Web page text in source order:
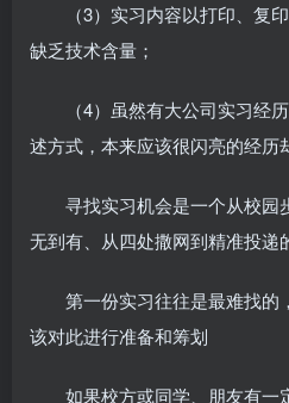
（3）实习内容以打印、复
缺乏技术含量；
（4）虽然有大公司实习经
述方式，本来应该很闪亮的经历
寻找实习机会是一个从校园
无到有、从四处撒网到精准投递
第一份实习往往是最难找的
该对此进行准备和筹划
如果校方或同学、朋友有一